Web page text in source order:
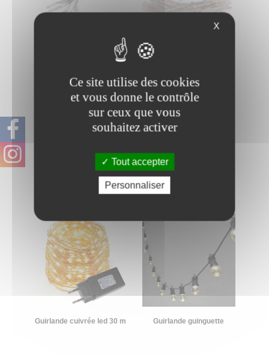
Guirlande 30 LED Guirlande cuivre 10 m
Guirlande cuivrée led 30 m Guirlande guinguette
X
Ce site utilise des cookies
et vous donne le contrôle
sur ceux que vous
souhaitez activer
Tout accepter
Personnaliser